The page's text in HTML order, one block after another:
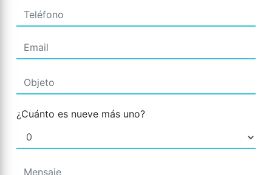
¿Cuánto es nueve más uno?